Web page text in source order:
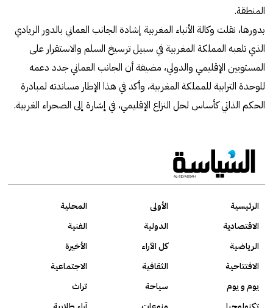
المنطقة.
بدورها، نقلت وكالة الأنباء المغربية إشادة الجانب العماني بالدور الريادي
الذي تلعبه المملكة المغربية في سبيل ترسيخ السلم والاستقرار على
المستويين الإقليمي والدولي، مضيفة أن الجانب العماني جدد دعمه
للوحدة الترابية للمملكة المغربية، وأكد في هذا الإطار مساندته لمبادرة
الحكم الذاتي كأساس لحل النزاع الإقليمي، في إشارة إلى الصحراء الغربية.
الرئيسية الأولى
المحلية
الاقتصادية
الدولية
الفنية
الرياضية
كل الآراء
الأخيرة
الافتتاحية
الثقافية
الاجتماعية
يوم و يوم
سياحة
تراث